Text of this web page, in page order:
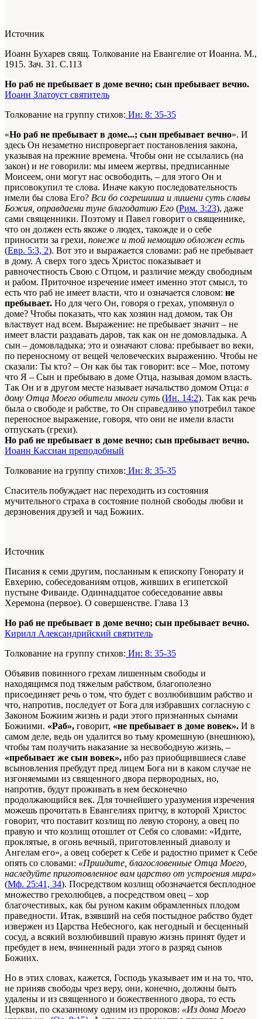
Источник
Иоанн Бухарев свящ. Толкование на Евангелие от Иоанна. М.,
1915. Зач. 31. С.113
Но раб не пребывает в доме вечно; сын пребывает вечно.
Иоанн Златоуст святитель
Толкование на группу стихов: Ин: 8: 35-35
«Но раб не пребывает в доме...; сын пребывает вечно». И
здесь Он незаметно ниспровергает постановления закона,
указывая на прежние времена. Чтобы они не ссылались (на
закон) и не говорили: мы имеем жертвы, предписанные
Моисеем, они могут нас освободить, – для этого Он и
присовокупил те слова. Иначе какую последовательность
имели бы слова Его? Вси бо согрешиша и лишени суть славы
Божия, оправдаеми туне благодатию Его (Рим. 3:23), даже
сами священники. Поэтому и Павел говорит о священнике,
что он должен есть якоже о людех, такожде и о себе
приносити за грехи, понеже и той немощию обложен есть
(Евр. 5:3, 2). Вот это и выражается словами: раб не пребывает
в дому. А сверх того здесь Христос показывает и
равночестность Свою с Отцом, и различие между свободным
и рабом. Приточное изречение имеет именно этот смысл, то
есть что раб не имеет власти, что и означается словом: не
пребывает. Но для чего Он, говоря о грехах, упомянул о
доме? Чтобы показать, что как хозяин над домом, так Он
властвует над всем. Выражение: не пребывает значит – не
имеет власти раздавать даров, так как он не домовладыка. А
сын – домовладыка; это и означают слова: пребывает во веки,
по переносному от вещей человеческих выражению. Чтобы не
сказали: Ты кто? – Он как бы так говорит: все – Мое, потому
что Я – Сын и пребываю в доме Отца, называя домом власть.
Так Он и в другом месте называет начальство домом Отца: в
дому Отца Моего обители многи суть (Ин. 14:2). Так как речь
была о свободе и рабстве, то Он справедливо употребил такое
переносное выражение, говоря, что они не имели власти
отпускать (грехи).
Но раб не пребывает в доме вечно; сын пребывает вечно.
Иоанн Кассиан преподобный
Толкование на группу стихов: Ин: 8: 35-35
Спаситель побуждает нас переходить из состояния
мучительного страха в состояние полной свободы любви и
дерзновения друзей и чад Божиих.
Источник
Писания к семи другим, посланным к епископу Гонорату и
Евхерию, собеседованиям отцов, живших в египетской
пустыне Фиваиде. Одиннадцатое собеседование аввы
Херемона (первое). О совершенстве. Глава 13
Но раб не пребывает в доме вечно; сын пребывает вечно.
Кирилл Александрийский святитель
Толкование на группу стихов: Ин: 8: 35-35
Объявив повинного грехам лишенным свободы и
находящимся под тяжелым рабством, благополезно
присоединяет речь о том, что будет с возлюбившим рабство и
что, напротив, последует от Бога для избравших согласную с
Законом Божиим жизнь и ради этого признанных сынами
Божиими. «Раб», говорит, «не пребывает в доме вовек». И в
самом деле, ведь он удалится во тьму кромешную (внешнюю),
чтобы там получить наказание за несвободную жизнь, –
«пребывает же сын вовек», ибо раз приобщившиеся славе
всыновления пребудут пред лицем Бога ни в каком случае не
изгоняемыми из священного двора первородных, но,
напротив, будут проживать в нем бесконечно
продолжающийся век. Для точнейшего уразумения изречения
можешь прочитать в Евангелиях притчу, в которой Христос
говорит, что поставит козлищ по левую сторону, а овец по
правую и что козлищ отошлет от Себя со словами: «Идите,
проклятые, в огонь вечный, приготовленный диаволу и
Ангелам его», а овец соберет к Себе и радостно примет к Себе
опять со словами: «Приидите, благословенные Отца Моего,
наследуйте приготовленное вам царство от устроения мира»
(Мф. 25:41, 34). Посредством козлищ обозначается бесплодное
множество грехолюбцев, а посредством овец – хор
благочестивых, как бы руном каким обрамленных плодом
праведности. Итак, взявший на себя постыдное рабство будет
извержен из Царства Небесного, как негодный и бесценный
сосуд, а всякий возлюбивший правую жизнь принят будет и
пребудет в нем, вчиненный ради этого в разряд сынов
Божиих.
Но в этих словах, кажется, Господь указывает им и на то, что,
не приняв свободы чрез веру, они, конечно, должны быть
удалены и из священного и божественного двора, то есть
Церкви, по сказанному одним из пророков: «Из дома Моего